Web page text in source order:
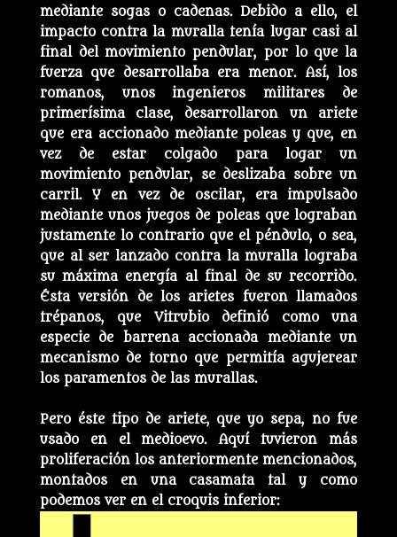
mediante sogas o cadenas. Debido a ello, el
impacto contra la muralla tenía lugar casi al
final del movimiento pendular, por lo que la
fuerza que desarrollaba era menor. Así, los
romanos, unos ingenieros militares de
primerísima clase, desarrollaron un ariete
que era accionado mediante poleas y que, en
vez de estar colgado para logar un
movimiento pendular, se deslizaba sobre un
carril. Y en vez de oscilar, era impulsado
mediante unos juegos de poleas que lograban
justamente lo contrario que el péndulo, o sea,
que al ser lanzado contra la muralla lograba
su máxima energía al final de su recorrido.
Ésta versión de los arietes fueron llamados
trépanos, que Vitrubio definió como una
especie de barrena accionada mediante un
mecanismo de torno que permitía agujerear
los paramentos de las murallas.
Pero éste tipo de ariete, que yo sepa, no fue
usado en el medioevo. Aquí tuvieron más
proliferación los anteriormente mencionados,
montados en una casamata tal y como
podemos ver en el croquis inferior: